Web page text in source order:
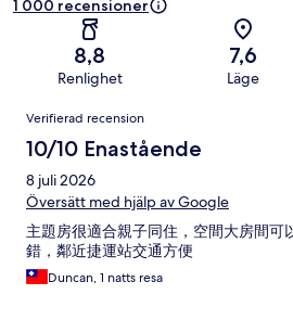
1 000 recensioner
8,8
Renlighet
7,6
Läge
Recensioner
Verifierad recension
10/10 Enastående
8 juli 2026
Översätt med hjälp av Google
主題房很適合親子同住，空間大房間可
錯，鄰近捷運站交通方便
Duncan, 1 natts resa